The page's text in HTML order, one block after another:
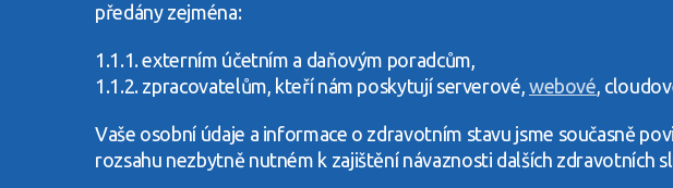
předány zejména:
1.1.1. externím účetním a daňovým poradcům,
1.1.2. zpracovatelům, kteří nám poskytují serverové, webové,
Vaše osobní údaje a informace o zdravotním stavu jsme současně
rozsahu nezbytně nutném k zajištění návaznosti dalších zdravotních